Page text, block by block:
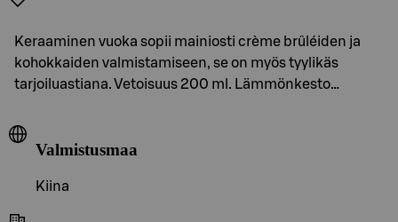
Keraaminen vuoka sopii mainiosti crème brûléiden ja
kohokkaiden valmistamiseen, se on myös tyylikäs
tarjoiluastiana. Vetoisuus 200 ml. Lämmönkesto…
Valmistusmaa
Kiina